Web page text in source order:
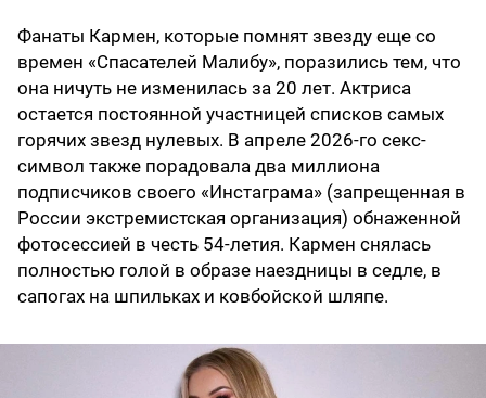
Фанаты Кармен, которые помнят звезду еще со
времен «Спасателей Малибу», поразились тем, что
она ничуть не изменилась за 20 лет. Актриса
остается постоянной участницей списков самых
горячих звезд нулевых. В апреле 2026-го секс-
символ также порадовала два миллиона
подписчиков своего «Инстаграма» (запрещенная в
России экстремистская организация) обнаженной
фотосессией в честь 54-летия. Кармен снялась
полностью голой в образе наездницы в седле, в
сапогах на шпильках и ковбойской шляпе.